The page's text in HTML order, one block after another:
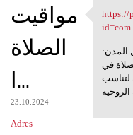
مواقيت
الصلاة
ا...
23.10.2024
Adres
https://
https://
المدن:
في
لتناسب